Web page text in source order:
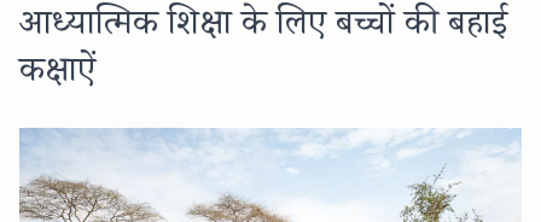
आध्यात्मिक शिक्षा के लिए बच्चों की बहाई
कक्षाऐं